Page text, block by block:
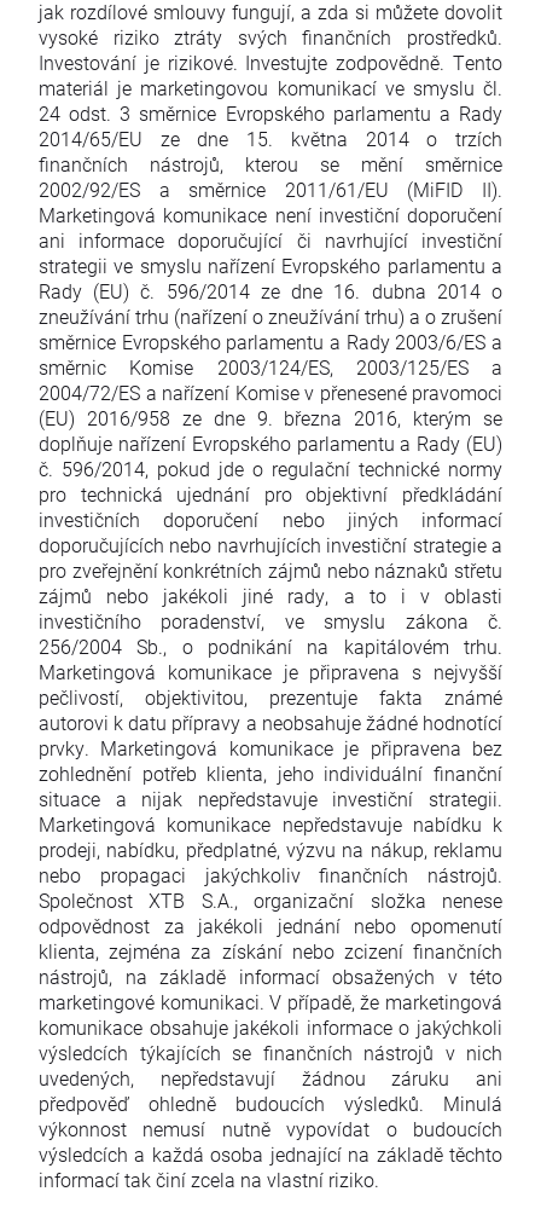
jak rozdílové smlouvy fungují, a zda si můžete dovolit
vysoké riziko ztráty svých finančních prostředků.
Investování je rizikové. Investujte zodpovědně. Tento
materiál je marketingovou komunikací ve smyslu čl.
24 odst. 3 směrnice Evropského parlamentu a Rady
2014/65/EU ze dne 15. května 2014 o trzích
finančních nástrojů, kterou se mění směrnice
2002/92/ES a směrnice 2011/61/EU (MiFID II).
Marketingová komunikace není investiční doporučení
ani informace doporučující či navrhující investiční
strategii ve smyslu nařízení Evropského parlamentu a
Rady (EU) č. 596/2014 ze dne 16. dubna 2014 o
zneužívání trhu (nařízení o zneužívání trhu) a o zrušení
směrnice Evropského parlamentu a Rady 2003/6/ES a
směrnic Komise 2003/124/ES, 2003/125/ES a
2004/72/ES a nařízení Komise v přenesené pravomoci
(EU) 2016/958 ze dne 9. března 2016, kterým se
doplňuje nařízení Evropského parlamentu a Rady (EU)
č. 596/2014, pokud jde o regulační technické normy
pro technická ujednání pro objektivní předkládání
investičních doporučení nebo jiných informací
doporučujících nebo navrhujících investiční strategie a
pro zveřejnění konkrétních zájmů nebo náznaků střetu
zájmů nebo jakékoli jiné rady, a to i v oblasti
investičního poradenství, ve smyslu zákona č.
256/2004 Sb., o podnikání na kapitálovém trhu.
Marketingová komunikace je připravena s nejvyšší
pečlivostí, objektivitou, prezentuje fakta známé
autorovi k datu přípravy a neobsahuje žádné hodnotící
prvky. Marketingová komunikace je připravena bez
zohlednění potřeb klienta, jeho individuální finanční
situace a nijak nepředstavuje investiční strategii.
Marketingová komunikace nepředstavuje nabídku k
prodeji, nabídku, předplatné, výzvu na nákup, reklamu
nebo propagaci jakýchkoliv finančních nástrojů.
Společnost XTB S.A., organizační složka nenese
odpovědnost za jakékoli jednání nebo opomenutí
klienta, zejména za získání nebo zcizení finančních
nástrojů, na základě informací obsažených v této
marketingové komunikaci. V případě, že marketingová
komunikace obsahuje jakékoli informace o jakýchkoli
výsledcích týkajících se finančních nástrojů v nich
uvedených, nepředstavují žádnou záruku ani
předpověď ohledně budoucích výsledků. Minulá
výkonnost nemusí nutně vypovídat o budoucích
výsledcích a každá osoba jednající na základě těchto
informací tak činí zcela na vlastní riziko.